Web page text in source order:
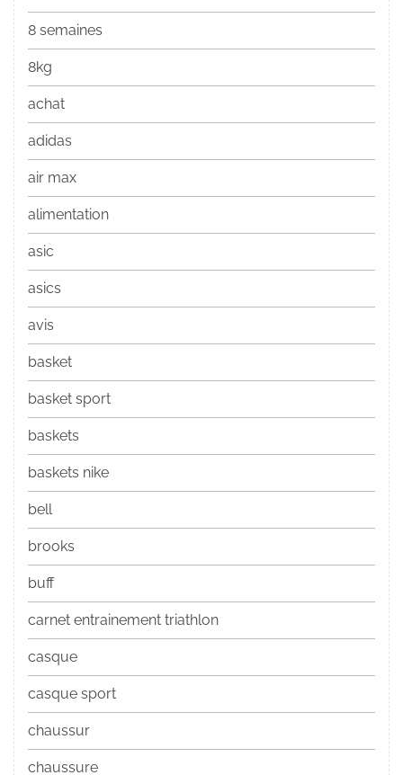
8 semaines
8kg
achat
adidas
air max
alimentation
asic
asics
avis
basket
basket sport
baskets
baskets nike
bell
brooks
buff
carnet entrainement triathlon
casque
casque sport
chaussur
chaussure